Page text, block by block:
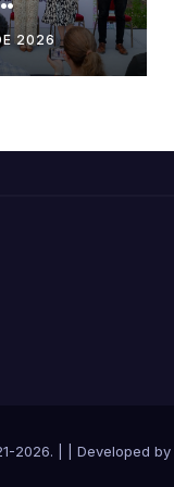
de
Centro
2026
2026. | Developed by